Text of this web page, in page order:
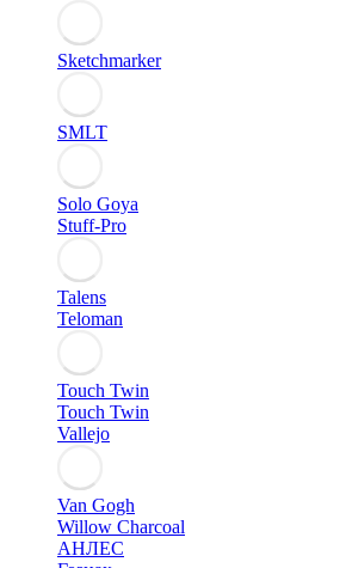
Sketchmarker
SMLT
Solo Goya
Stuff-Pro
Talens
Teloman
Touch Twin
Touch Twin
Vallejo
Van Gogh
Willow Charcoal
АНЛЕС